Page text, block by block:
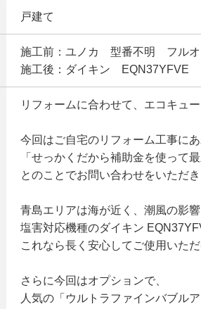
戸建て
施工前：ユノカ 型番不明 フルオ
施工後：ダイキン EQN37YFVE
リフォームに合わせて、エコキュ
今回はご自宅のリフォーム工事にあ
「せっかくだから補助金を使って
とのことでお問い合わせをいただ
青島エリアは海が近く、潮風の影響
塩害対応機種のダイキン
これなら長く安心してご使用いた
さらに今回はオプションで、
人気の「ウルトラファインバブル